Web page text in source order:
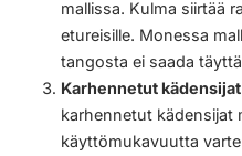
mallissa. Kulma siirtää
etureisille. Monessa
tangosta ei saada
Karhennetut kädensijat
karhennetut kädensijat
käyttömukavuutta